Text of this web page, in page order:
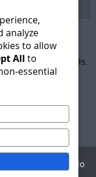
emails.
Digital - Desarrollo
analyze
to allow
All to
essential